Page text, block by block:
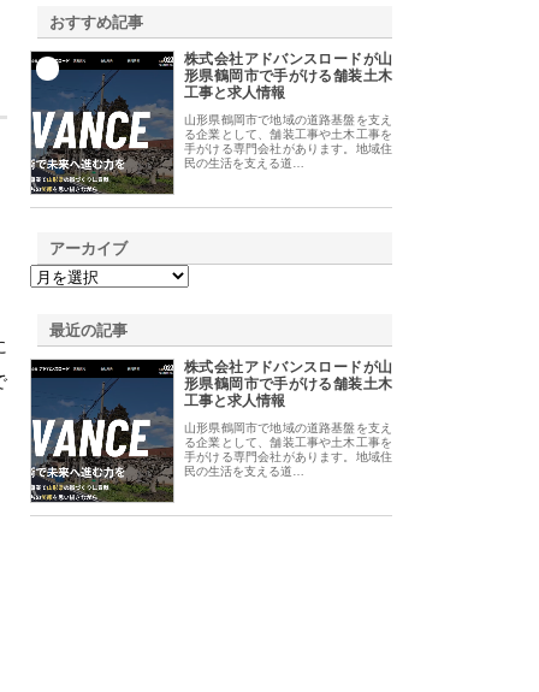
おすすめ記事
株式会社アドバンスロードが山
形県鶴岡市で手がける舗装土木
工事と求人情報
山形県鶴岡市で地域の道路基盤を支え
る企業として、舗装工事や土木工事を
手がける専門会社があります。地域住
民の生活を支える道…
アーカイブ
最近の記事
株式会社アドバンスロードが山
形県鶴岡市で手がける舗装土木
工事と求人情報
山形県鶴岡市で地域の道路基盤を支え
る企業として、舗装工事や土木工事を
手がける専門会社があります。地域住
民の生活を支える道…